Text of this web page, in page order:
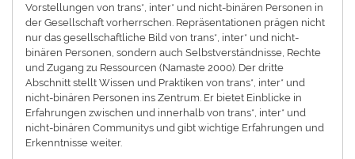
Vorstellungen von trans*, inter* und nicht-binären Personen in
der Gesellschaft vorherrschen. Repräsentationen prägen nicht
nur das gesellschaftliche Bild von trans*, inter* und nicht-
binären Personen, sondern auch Selbstverständnisse, Rechte
und Zugang zu Ressourcen (Namaste 2000). Der dritte
Abschnitt stellt Wissen und Praktiken von trans*, inter* und
nicht-binären Personen ins Zentrum. Er bietet Einblicke in
Erfahrungen zwischen und innerhalb von trans*, inter* und
nicht-binären Communitys und gibt wichtige Erfahrungen und
Erkenntnisse weiter.